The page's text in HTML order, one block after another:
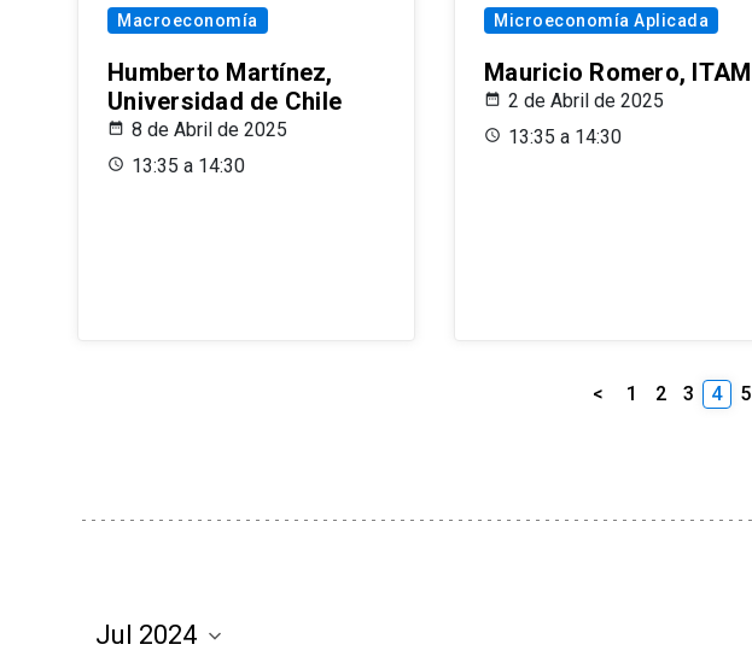
Macroeconomía
Humberto Martínez,
Universidad de Chile
8 de Abril de 2025
13:35 a 14:30
Microeconomía Aplicada
Mauricio Romero, ITAM
2 de Abril de 2025
13:35 a 14:30
< 1 2 3 4 5